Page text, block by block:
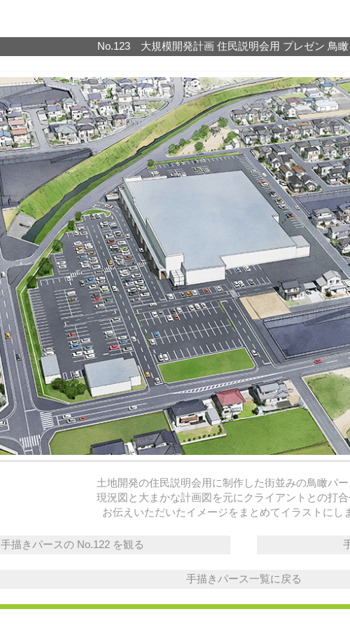
No.123 大規模開発計画 住民説明会用 プレゼン 鳥瞰
土地開発の住民説明会用に制作した街並みの鳥瞰パー
現況図と大まかな計画図を元にクライアントとの打合
お伝えいただいたイメージをまとめてイラストにし
手描きパースの No.122 を観る
手描きパース一覧に戻る